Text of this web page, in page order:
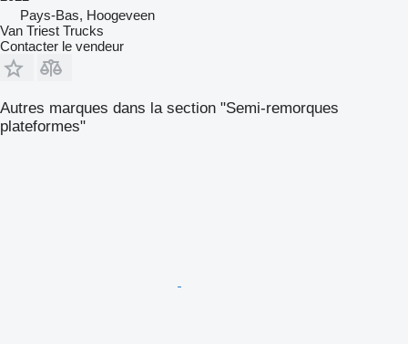
Pays-Bas, Hoogeveen
Van Triest Trucks
Contacter le vendeur
Autres marques dans la section "Semi-remorques
plateformes"